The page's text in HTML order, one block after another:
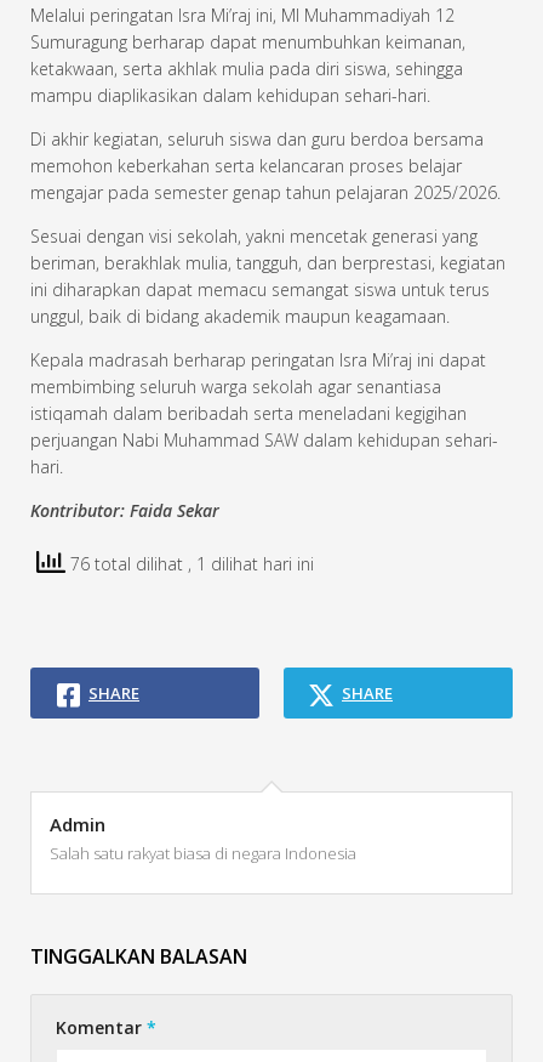
Melalui peringatan Isra Mi’raj ini, MI Muhammadiyah 12
Sumuragung berharap dapat menumbuhkan keimanan,
ketakwaan, serta akhlak mulia pada diri siswa, sehingga
mampu diaplikasikan dalam kehidupan sehari-hari.
Di akhir kegiatan, seluruh siswa dan guru berdoa bersama
memohon keberkahan serta kelancaran proses belajar
mengajar pada semester genap tahun pelajaran 2025/2026.
Sesuai dengan visi sekolah, yakni mencetak generasi yang
beriman, berakhlak mulia, tangguh, dan berprestasi, kegiatan
ini diharapkan dapat memacu semangat siswa untuk terus
unggul, baik di bidang akademik maupun keagamaan.
Kepala madrasah berharap peringatan Isra Mi’raj ini dapat
membimbing seluruh warga sekolah agar senantiasa
istiqamah dalam beribadah serta meneladani kegigihan
perjuangan Nabi Muhammad SAW dalam kehidupan sehari-
hari.
Kontributor: Faida Sekar
76 total dilihat , 1 dilihat hari ini
SHARE SHARE
Admin
Salah satu rakyat biasa di negara Indonesia
TINGGALKAN BALASAN
Komentar *